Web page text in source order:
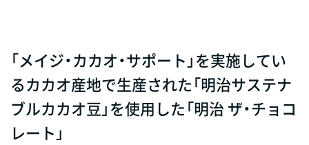
「メイジ・カカオ・サポート」を実施してい
るカカオ産地で生産された「明治サステナ
ブルカカオ豆」を使用した「明治 ザ・チョコ
レート」